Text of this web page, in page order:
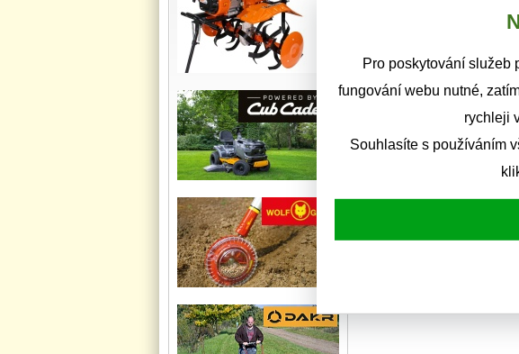
Pro poskytování služeb
fungování webu nutné,
rychleji
Souhlasíte s používáním